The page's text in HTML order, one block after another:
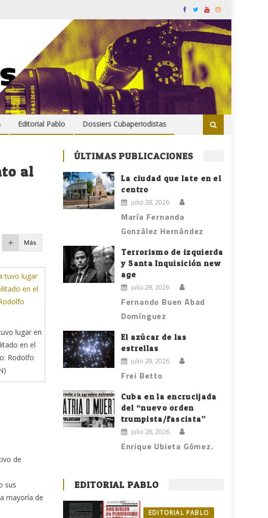
Editorial Pablo Dossiers Cubaperiodistas
al
Más
lugar en
en el
Rodolfo
de
sus
mayoría de
ÚLTIMAS PUBLICACIONES
La ciudad que late en el
centro
julio 28, 2026
María Fernanda
González Hernández
Terrorismo de izquierda
y Santa Inquisición new
age
julio 28, 2026
Fernando Buen Abad
Domínguez
El azúcar de las
estrellas
julio 28, 2026
Frei Betto
Cuba en la encrucijada
del “nuevo orden
trumpista/fascista”
julio 28, 2026
Enrique Ubieta Gómez.
EDITORIAL PABLO
EDITORIAL PABLO